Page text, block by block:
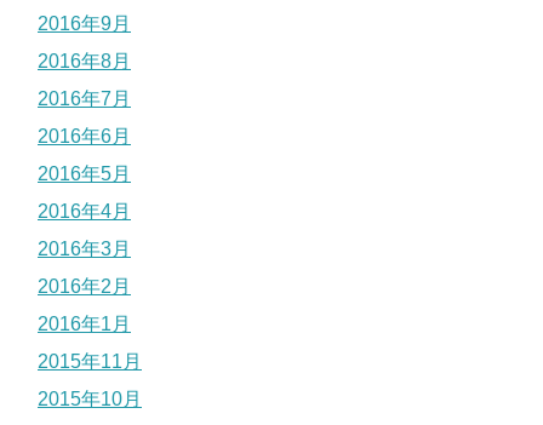
2016年9月
2016年8月
2016年7月
2016年6月
2016年5月
2016年4月
2016年3月
2016年2月
2016年1月
2015年11月
2015年10月